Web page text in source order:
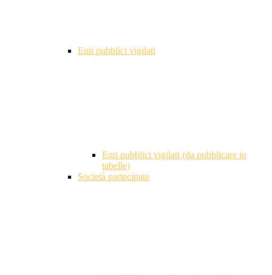
Enti pubblici vigilati
Enti pubblici vigilati (da pubblicare in
tabelle)
Società partecipate